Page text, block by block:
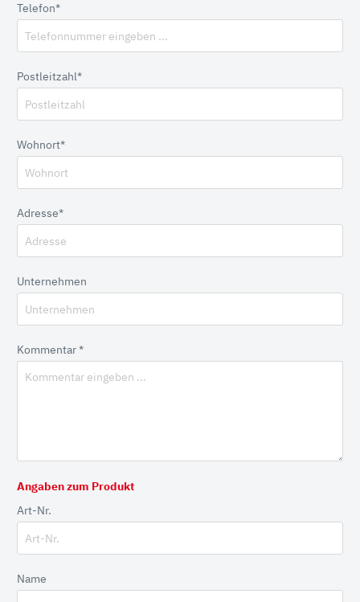
Telefon*
Postleitzahl*
Wohnort*
Adresse*
Unternehmen
Kommentar *
Angaben zum Produkt
Art-Nr.
Name